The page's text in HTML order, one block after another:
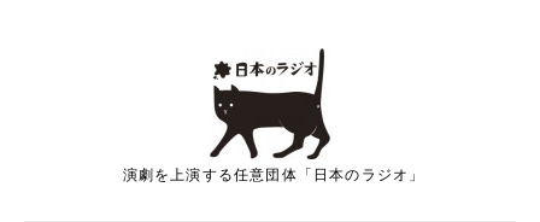
演劇を上演する任意団体「日本のラジオ」